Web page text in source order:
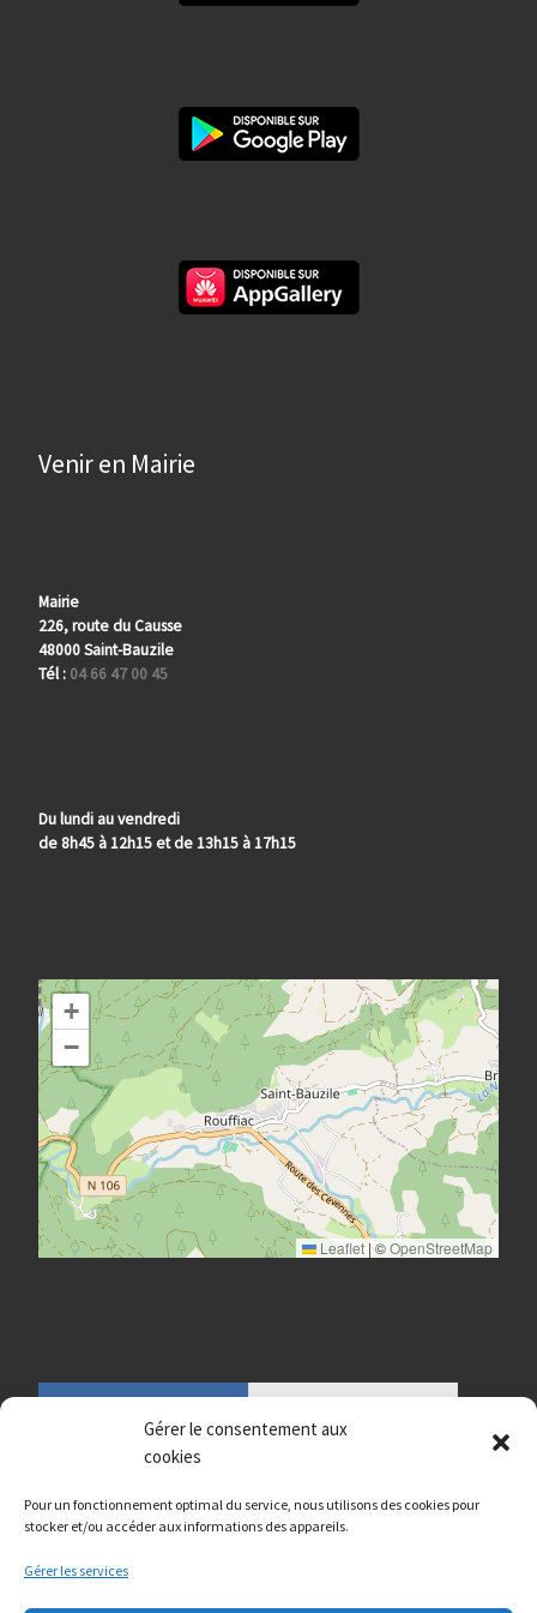
Gérer le consentement aux
cookies
Pour un fonctionnement optimal du service, nous utilisons des cookies pour
stocker et/ou accéder aux informations des appareils.
Gérer les services
Venir en Mairie
Mairie
226, route du Causse
48000 Saint-Bauzile
Tél : 04 66 47 00 45
Du lundi au vendredi
de 8h45 à 12h15 et de 13h15 à 17h15
+
−
Leaflet |©OpenStreetMap